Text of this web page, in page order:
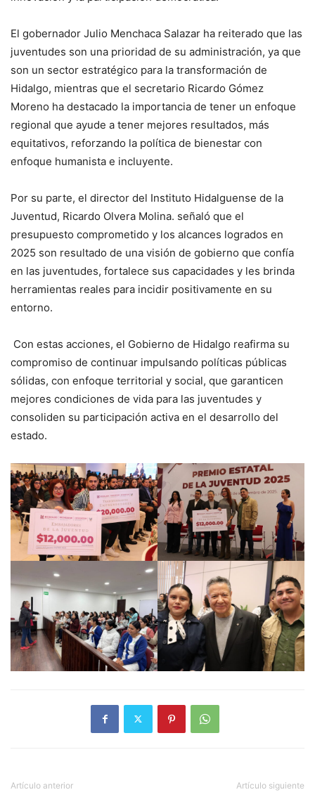
El gobernador Julio Menchaca Salazar ha reiterado que las
juventudes son una prioridad de su administración, ya que
son un sector estratégico para la transformación de
Hidalgo, mientras que el secretario Ricardo Gómez
Moreno ha destacado la importancia de tener un enfoque
regional que ayude a tener mejores resultados, más
equitativos, reforzando la política de bienestar con
enfoque humanista e incluyente.
Por su parte, el director del Instituto Hidalguense de la
Juventud, Ricardo Olvera Molina. señaló que el
presupuesto comprometido y los alcances logrados en
2025 son resultado de una visión de gobierno que confía
en las juventudes, fortalece sus capacidades y les brinda
herramientas reales para incidir positivamente en su
entorno.
Con estas acciones, el Gobierno de Hidalgo reafirma su
compromiso de continuar impulsando políticas públicas
sólidas, con enfoque territorial y social, que garanticen
mejores condiciones de vida para las juventudes y
consoliden su participación activa en el desarrollo del
estado.
Artículo anterior Artículo siguiente